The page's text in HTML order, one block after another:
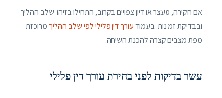
אם חקירה, מעצר או דיון צפויים בקרוב, התחילו בזיהוי שלב ההליך
ובבדיקת זמינות. בעמודעורך דין פלילי לפי שלב ההליך מרוכזת
מפת מצבים קצרה להכנת השיחה.
עשר בדיקות לפני בחירת עורך דין פלילי